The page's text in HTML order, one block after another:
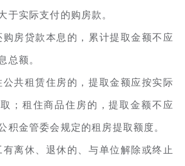
于实际支付的购房款。
购房贷款本息的，累计提取金额不应
总额。
公共租赁住房的，提取金额应按实际
；租住商品住房的，提取金额不应
积金管委会规定的租房提取额度。
有离休、退休的、与单位解除或终止